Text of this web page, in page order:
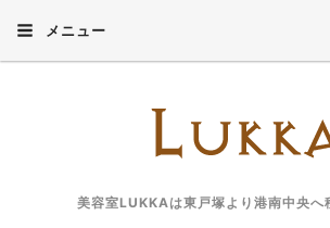
メニュー
美容室LUKKAは東戸塚より港南中央へ